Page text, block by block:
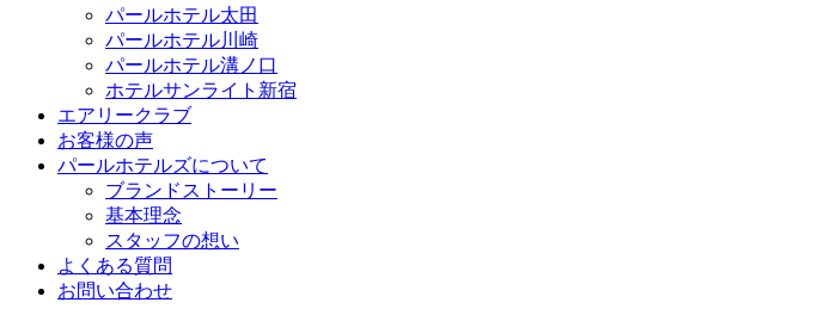
パールホテル太田
パールホテル川崎
パールホテル溝ノ口
ホテルサンライト新宿
エアリークラブ
お客様の声
パールホテルズについて
ブランドストーリー
基本理念
スタッフの想い
よくある質問
お問い合わせ